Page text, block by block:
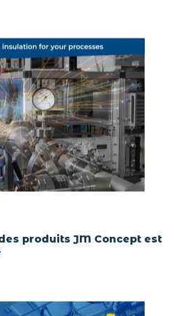
produits JM Concept est